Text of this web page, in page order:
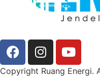
Copyright Ruang Energi.